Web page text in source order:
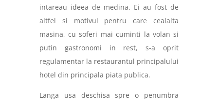
intareau ideea de medina. Ei au fost de
altfel si motivul pentru care cealalta
masina, cu soferi mai cuminti la volan si
putin gastronomi in rest, s-a oprit
regulamentar la restaurantul principalului
hotel din principala piata publica.
Langa usa deschisa spre o penumbra